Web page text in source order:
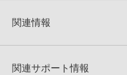
★5
★4
★1
KONTAKTフォーマットは、
でお使いいただけます。無償
4GBを超えるデータに関する
関連情報
BIG CHORDS VOL 2のサポー
関連サポート情報